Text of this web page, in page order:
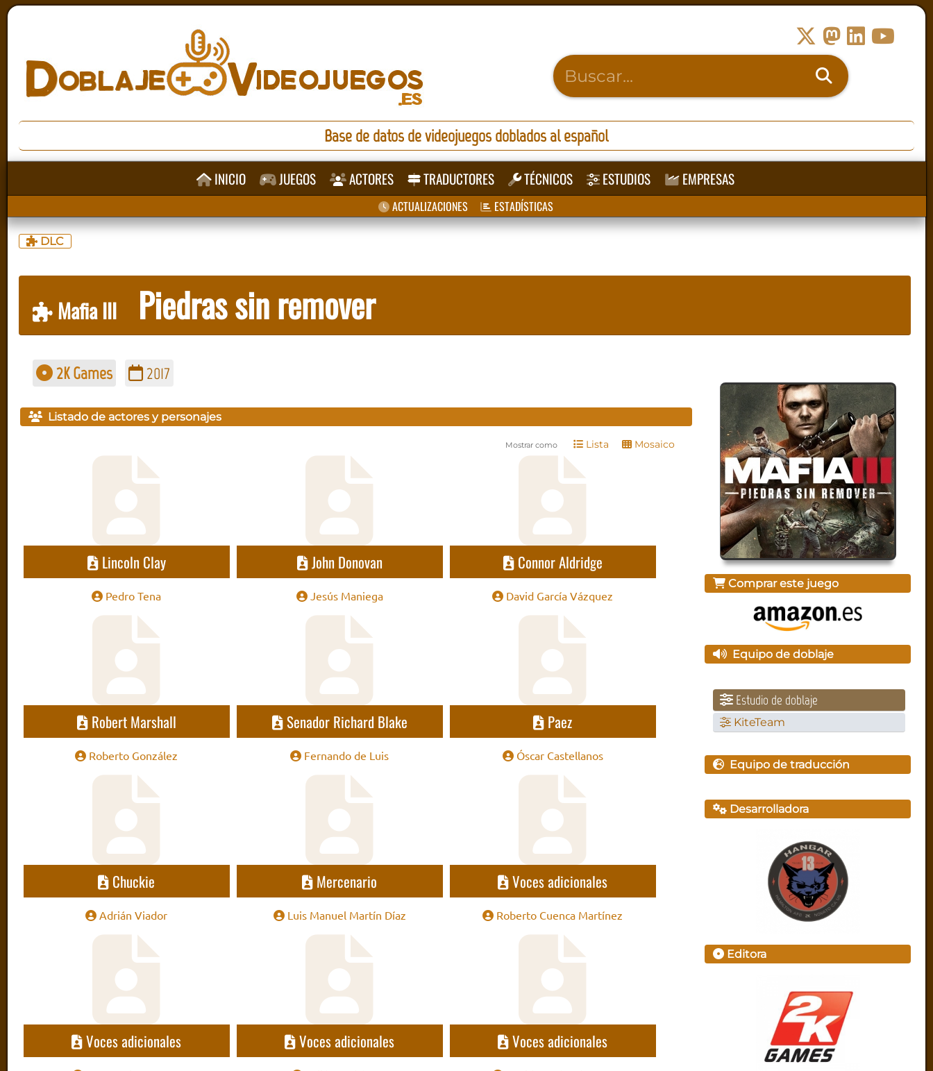
Base de datos de videojuegos doblados al español
INICIO JUEGOS ACTORES TRADUCTORES TÉCNICOS ESTUDIOS EMPRESAS
ACTUALIZACIONES ESTADÍSTICAS
DLC
Mafia III Piedras sin remover
2K Games 2017
Listado de actores y personajes
Mostrar como Lista Mosaico
Lincoln Clay
Pedro Tena
John Donovan
Jesús Maniega
Connor Aldridge
David García Vázquez
Robert Marshall
Roberto González
Senador Richard Blake
Fernando de Luis
Paez
Óscar Castellanos
Chuckie
Adrián Viador
Mercenario
Luis Manuel Martín Díaz
Voces adicionales
Roberto Cuenca Martínez
Voces adicionales Voces adicionales Voces adicionales
Comprar este juego
Equipo de doblaje
Estudio de doblaje
KiteTeam
Equipo de traducción
Desarrolladora
Editora